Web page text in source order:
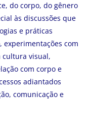
do corpo, do gênero
às discussões que
e práticas
com
cultura visual,
com corpo e
adiantados
comunicação e